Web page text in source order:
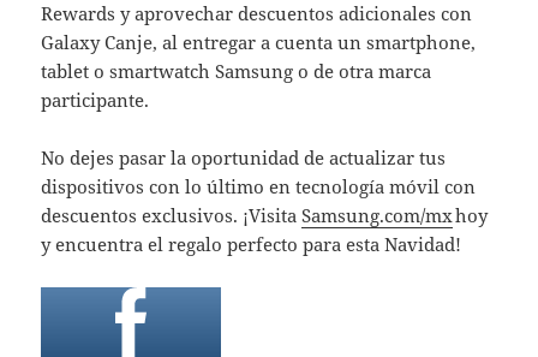
Rewards y aprovechar descuentos adicionales con
Galaxy Canje, al entregar a cuenta un smartphone,
tablet o smartwatch Samsung o de otra marca
participante.
No dejes pasar la oportunidad de actualizar tus
dispositivos con lo último en tecnología móvil con
descuentos exclusivos. ¡VisitaSamsung.com/mxhoy
y encuentra el regalo perfecto para esta Navidad!